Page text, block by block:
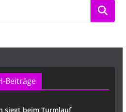
Beiträge
siegt beim Turmlauf